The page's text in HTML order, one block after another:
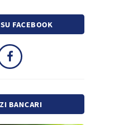
FACEBOOK
BANCARI